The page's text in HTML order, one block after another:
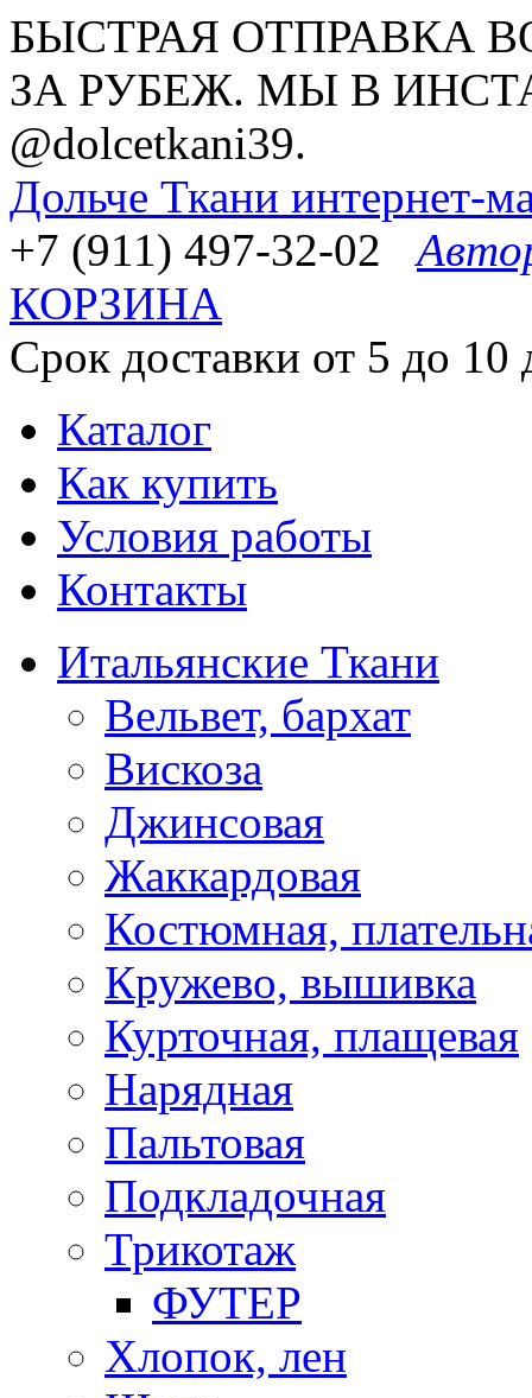
БЫСТРАЯ ОТПРАВКА
ЗА РУБЕЖ. МЫ В
@dolcetkani39.
Дольче Ткани интернет-
+7 (911) 497-32-02
КОРЗИНА
Срок доставки от 5 до 10
Каталог
Как купить
Условия работы
Контакты
Итальянские Ткани
Вельвет, бархат
Вискоза
Джинсовая
Жаккардовая
Костюмная,
Кружево, вышивка
Курточная, плащевая
Нарядная
Пальтовая
Подкладочная
Трикотаж
ФУТЕР
Хлопок, лен